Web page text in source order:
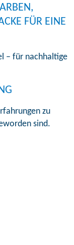
FÜR EINE
– für nachhaltige
zu
sind.